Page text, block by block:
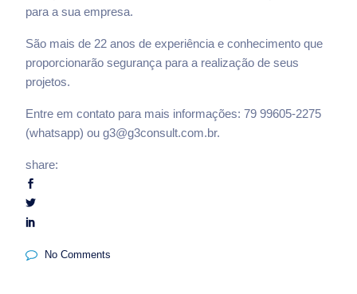
para a sua empresa.
São mais de 22 anos de experiência e conhecimento que
proporcionarão segurança para a realização de seus
projetos.
Entre em contato para mais informações: 79 99605-2275
(whatsapp) ou g3@g3consult.com.br.
share:
No Comments